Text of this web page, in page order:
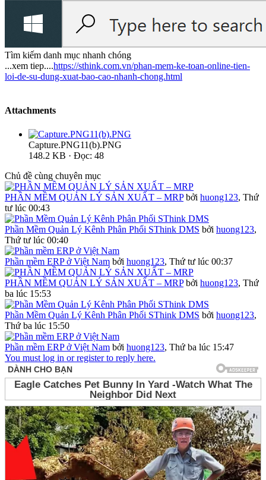
Tìm kiếm danh mục nhanh chóng
...xem tiep....https://sthink.com.vn/phan-mem-ke-toan-online-tien-
loi-de-su-dung-xuat-bao-cao-nhanh-chong.html
Attachments
Capture.PNG11(b).PNG
148.2 KB · Đọc: 48
Chủ đề cùng chuyên mục
PHẦN MỀM QUẢN LÝ SẢN XUẤT – MRP bởi huong123, Thứ
tư lúc 00:43
Phần Mềm Quản Lý Kênh Phân Phối SThink DMS bởi huong123,
Thứ tư lúc 00:40
Phần mềm ERP ở Việt Nam bởi huong123, Thứ tư lúc 00:37
PHẦN MỀM QUẢN LÝ SẢN XUẤT – MRP bởi huong123, Thứ
ba lúc 15:53
Phần Mềm Quản Lý Kênh Phân Phối SThink DMS bởi huong123,
Thứ ba lúc 15:50
Phần mềm ERP ở Việt Nam bởi huong123, Thứ ba lúc 15:47
You must log in or register to reply here.